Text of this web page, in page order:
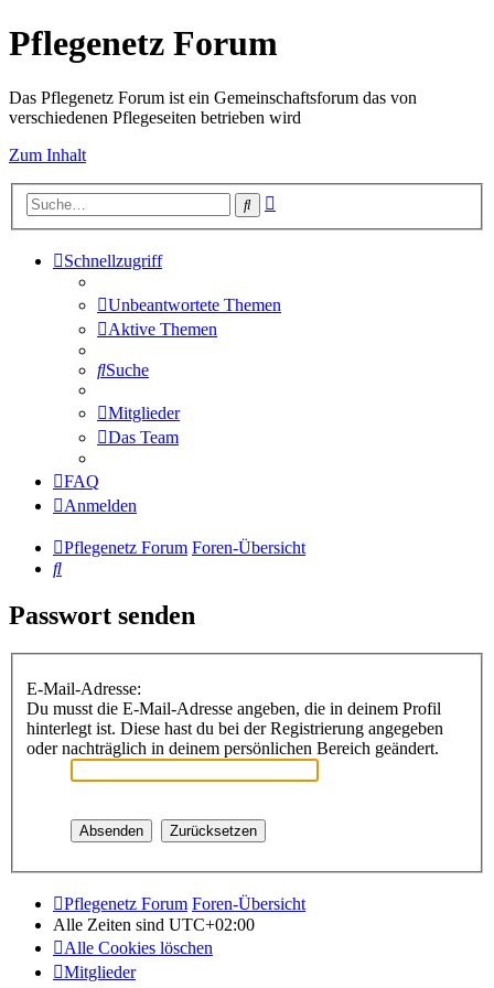
Pflegenetz Forum
Das Pflegenetz Forum ist ein Gemeinschaftsforum das von
verschiedenen Pflegeseiten betrieben wird
Zum Inhalt
Suche
Schnellzugriff
Unbeantwortete Themen
Aktive Themen
Suche
Mitglieder
Das Team
FAQ
Anmelden
Pflegenetz Forum Foren-Übersicht
Suche
Passwort senden
E-Mail-Adresse:
Du musst die E-Mail-Adresse angeben, die in deinem Profil
hinterlegt ist. Diese hast du bei der Registrierung angegeben
oder nachträglich in deinem persönlichen Bereich geändert.
Pflegenetz Forum Foren-Übersicht
Alle Zeiten sind UTC+02:00
Alle Cookies löschen
Mitglieder